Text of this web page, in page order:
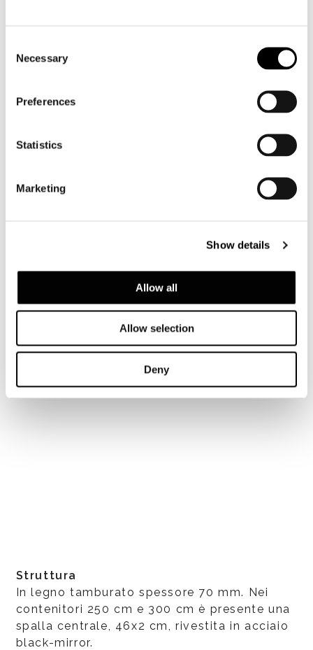
Selection
Necessary
Preferences
Statistics
Marketing
Show details
Allow all
Allow selection
Deny
Struttura
In legno tamburato spessore 70 mm. Nei
contenitori 250 cm e 300 cm è presente una
spalla centrale, 46x2 cm, rivestita in acciaio
black-mirror.